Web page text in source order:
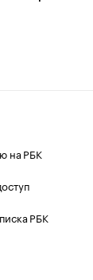
на РБК
РБК